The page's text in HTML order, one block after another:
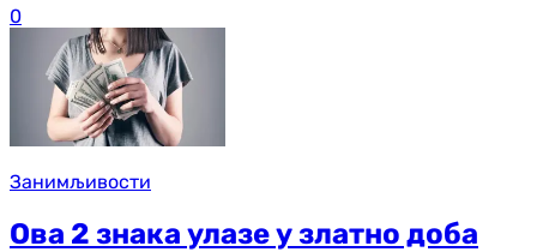
0
Занимљивости
Ова 2 знака улазе у златно доба